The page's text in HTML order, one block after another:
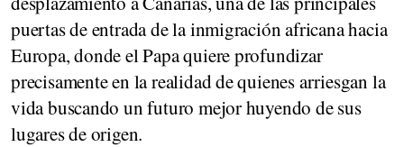
puertas de entrada de la inmigración africana hacia
Europa, donde el Papa quiere profundizar
precisamente en la realidad de quienes arriesgan la
vida buscando un futuro mejor huyendo de sus
lugares de origen.